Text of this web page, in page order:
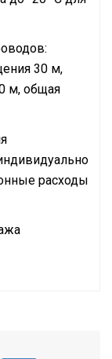
30 м,
м, общая
расходы